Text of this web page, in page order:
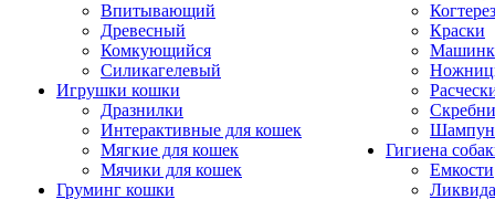
Впитывающий
Древесный
Комкующийся
Силикагелевый
Игрушки кошки
Дразнилки
Интерактивные для кошек
Мягкие для кошек
Мячики для кошек
Груминг кошки
Краски
Гигиена
Емкости